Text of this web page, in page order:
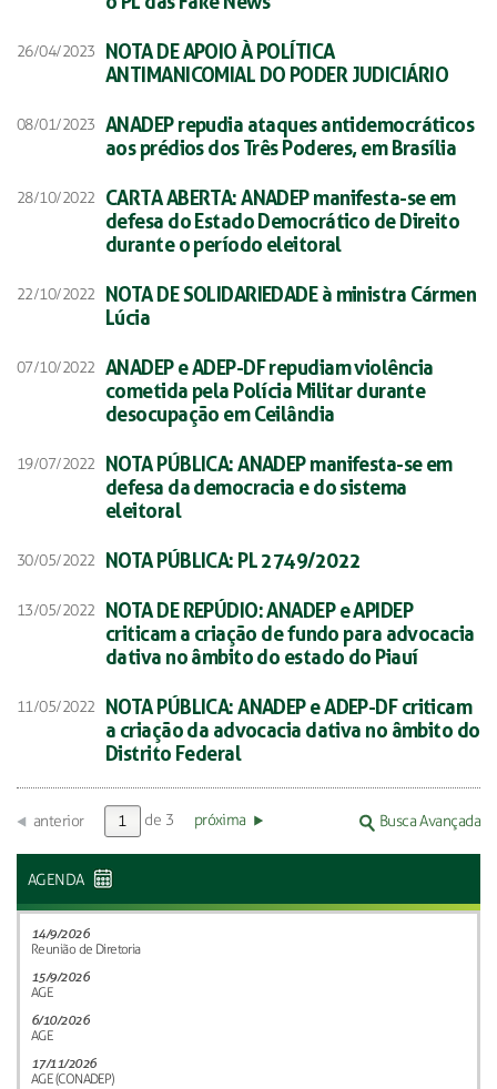
26/04/2023
NOTA DE APOIO À POLÍTICA
ANTIMANICOMIAL DO PODER JUDICIÁRIO
08/01/2023 ANADEP repudia ataques antidemocráticos
aos prédios dos Três Poderes, em Brasília
28/10/2022
CARTA ABERTA: ANADEP manifesta-se em
defesa do Estado Democrático de Direito
durante o período eleitoral
22/10/2022
NOTA DE SOLIDARIEDADE à ministra Cármen
Lúcia
07/10/2022 ANADEP e ADEP-DF repudiam violência
cometida pela Polícia Militar durante
desocupação em Ceilândia
19/07/2022
NOTA PÚBLICA: ANADEP manifesta-se em
defesa da democracia e do sistema
eleitoral
30/05/2022 NOTA PÚBLICA: PL 2749/2022
13/05/2022
NOTA DE REPÚDIO: ANADEP e APIDEP
criticam a criação de fundo para advocacia
dativa no âmbito do estado do Piauí
11/05/2022
NOTA PÚBLICA: ANADEP e ADEP-DF criticam
a criação da advocacia dativa no âmbito do
Distrito Federal
anterior de 3 próxima Busca Avançada
AGENDA
14/9/2026
Reunião de Diretoria
15/9/2026
AGE
6/10/2026
AGE
17/11/2026
AGE (CONADEP)